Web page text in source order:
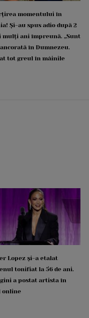
momentului în
Și-au spus adio după 2
mulți ani împreună. „Sunt
în Dumnezeu.
tot greul în mâinile
Lopez și-a etalat
tonifiat la 56 de ani.
a postat artista în
online